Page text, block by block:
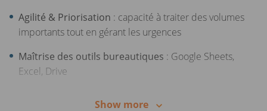
Agilité & Priorisation : capacité à traiter des volumes
importants tout en gérant les urgences
Maîtrise des outils bureautiques : Google Sheets,
Excel, Drive
Show more